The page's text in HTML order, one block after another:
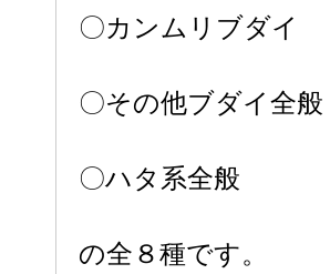
〇カンムリブダイ
〇その他ブダイ全般
〇ハタ系全般
の全８種です。